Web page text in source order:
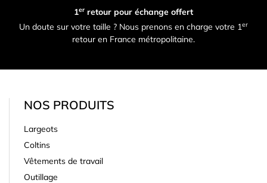
1er retour pour échange offert
Un doute sur votre taille ? Nous prenons en charge votre 1er
retour en France métropolitaine.
NOS PRODUITS
Largeots
Coltins
Vêtements de travail
Outillage